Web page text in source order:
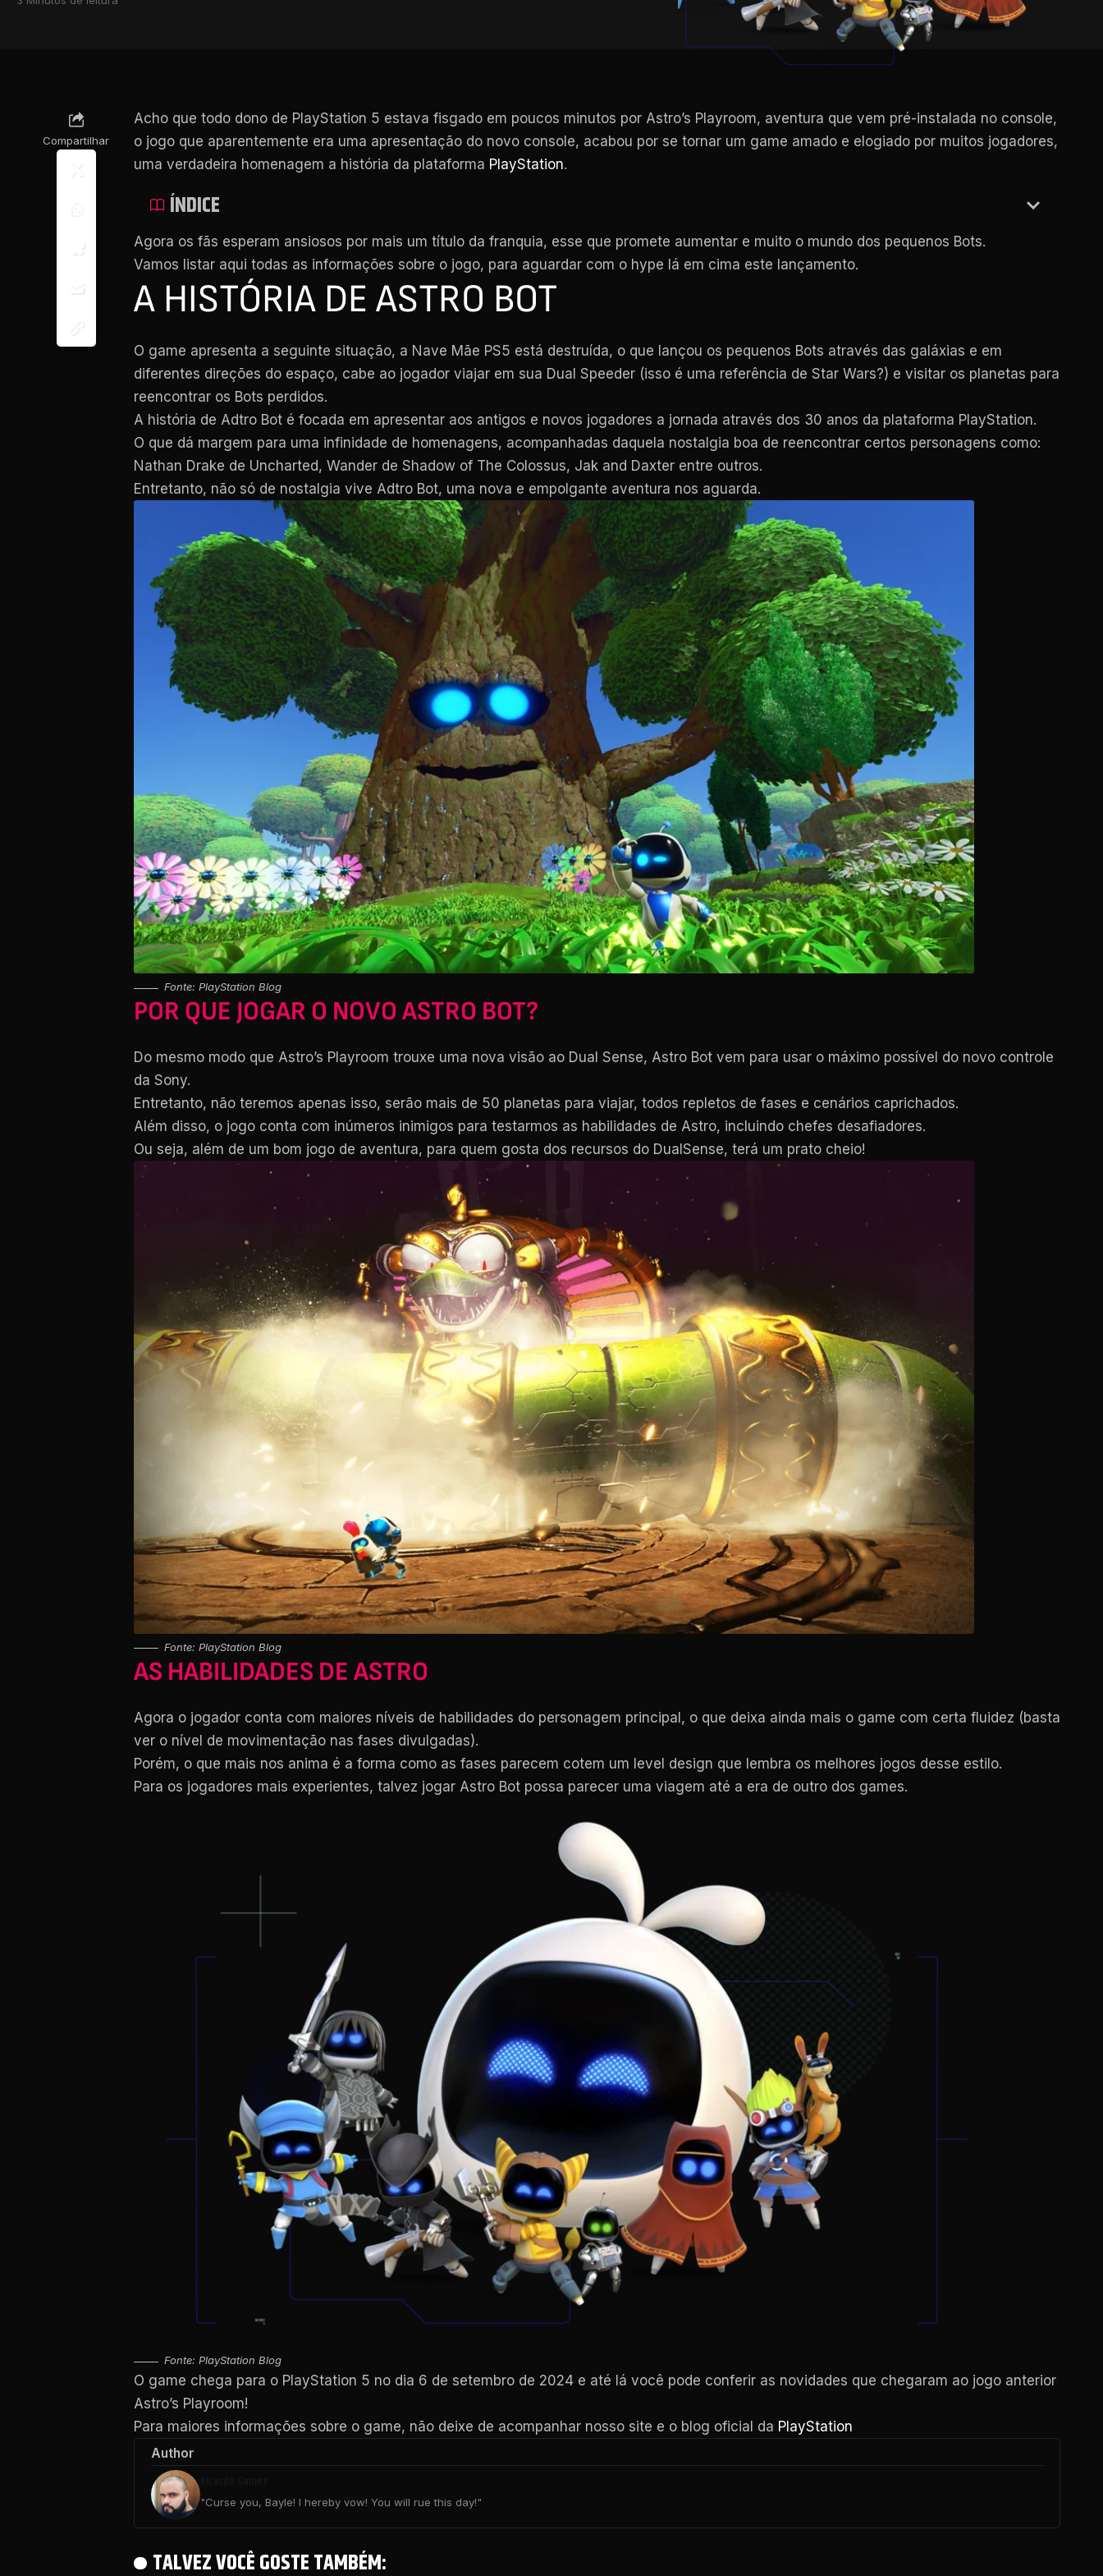
Compartilhar
Acho que todo dono de PlayStation 5 estava fisgado em poucos minutos por Astro’s Playroom, aventura que vem pré-instalada no console,
o jogo que aparentemente era uma apresentação do novo console, acabou por se tornar um game amado e elogiado por muitos jogadores,
uma verdadeira homenagem a história da plataforma PlayStation.
ÍNDICE
Agora os fãs esperam ansiosos por mais um título da franquia, esse que promete aumentar e muito o mundo dos pequenos Bots.
Vamos listar aqui todas as informações sobre o jogo, para aguardar com o hype lá em cima este lançamento.
A HISTÓRIA DE ASTRO BOT
O game apresenta a seguinte situação, a Nave Mãe PS5 está destruída, o que lançou os pequenos Bots através das galáxias e em
diferentes direções do espaço, cabe ao jogador viajar em sua Dual Speeder (isso é uma referência de Star Wars?) e visitar os planetas para
reencontrar os Bots perdidos.
A história de Adtro Bot é focada em apresentar aos antigos e novos jogadores a jornada através dos 30 anos da plataforma PlayStation.
O que dá margem para uma infinidade de homenagens, acompanhadas daquela nostalgia boa de reencontrar certos personagens como:
Nathan Drake de Uncharted, Wander de Shadow of The Colossus, Jak and Daxter entre outros.
Entretanto, não só de nostalgia vive Adtro Bot, uma nova e empolgante aventura nos aguarda.
Fonte: PlayStation Blog
POR QUE JOGAR O NOVO ASTRO BOT?
Do mesmo modo que Astro’s Playroom trouxe uma nova visão ao Dual Sense, Astro Bot vem para usar o máximo possível do novo controle
da Sony.
Entretanto, não teremos apenas isso, serão mais de 50 planetas para viajar, todos repletos de fases e cenários caprichados.
Além disso, o jogo conta com inúmeros inimigos para testarmos as habilidades de Astro, incluindo chefes desafiadores.
Ou seja, além de um bom jogo de aventura, para quem gosta dos recursos do DualSense, terá um prato cheio!
Fonte: PlayStation Blog
AS HABILIDADES DE ASTRO
Agora o jogador conta com maiores níveis de habilidades do personagem principal, o que deixa ainda mais o game com certa fluidez (basta
ver o nível de movimentação nas fases divulgadas).
Porém, o que mais nos anima é a forma como as fases parecem cotem um level design que lembra os melhores jogos desse estilo.
Para os jogadores mais experientes, talvez jogar Astro Bot possa parecer uma viagem até a era de outro dos games.
Fonte: PlayStation Blog
O game chega para o PlayStation 5 no dia 6 de setembro de 2024 e até lá você pode conferir as novidades que chegaram ao jogo anterior
Astro’s Playroom!
Para maiores informações sobre o game, não deixe de acompanhar nosso site e o blog oficial da PlayStation
Author
"Curse you, Bayle! I hereby vow! You will rue this day!"
TALVEZ VOCÊ GOSTE TAMBÉM: